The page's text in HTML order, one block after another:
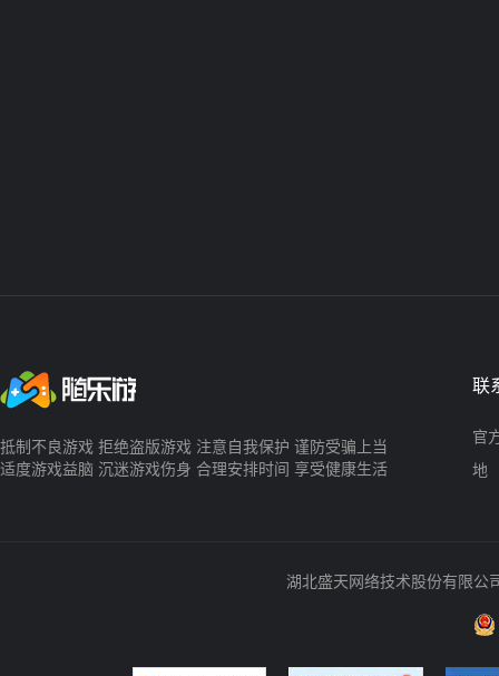
抵制不良游戏 拒绝盗版游戏 注意自我保护 谨防受骗上当
适度游戏益脑 沉迷游戏伤身 合理安排时间 享受健康生活
联
官
地
湖北盛天网络技术股份有限公